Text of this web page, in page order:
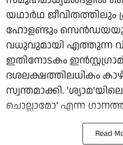
യഥാർഥ
ഹോളണ്ടും
വധുവുമായി എത്തുന്ന
ഇതിനോടകം
ദശലക്ഷത്തിലധികം
സ്വന്തമാക്കി.
ചൊല്ലാമോ' എന്ന
Read